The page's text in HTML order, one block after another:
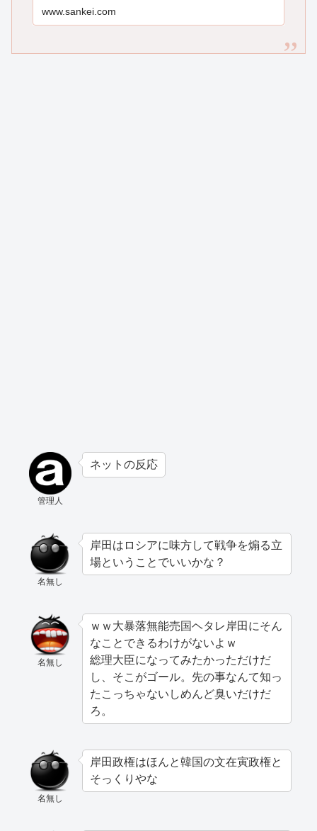
www.sankei.com
管理人
ネットの反応
名無し
岸田はロシアに味方して戦争を煽る立
場ということでいいかな？
名無し
ｗｗ大暴落無能売国ヘタレ岸田にそん
なことできるわけがないよｗ
総理大臣になってみたかっただけだ
し、そこがゴール。先の事なんて知っ
たこっちゃないしめんど臭いだけだ
ろ。
名無し
岸田政権はほんと韓国の文在寅政権と
そっくりやな